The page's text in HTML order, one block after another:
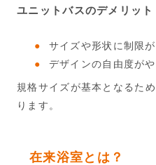
ユニットバスのデメリット
サイズや形状に制限が
デザインの自由度が
規格サイズが基本となるた
ります。
在来浴室とは？